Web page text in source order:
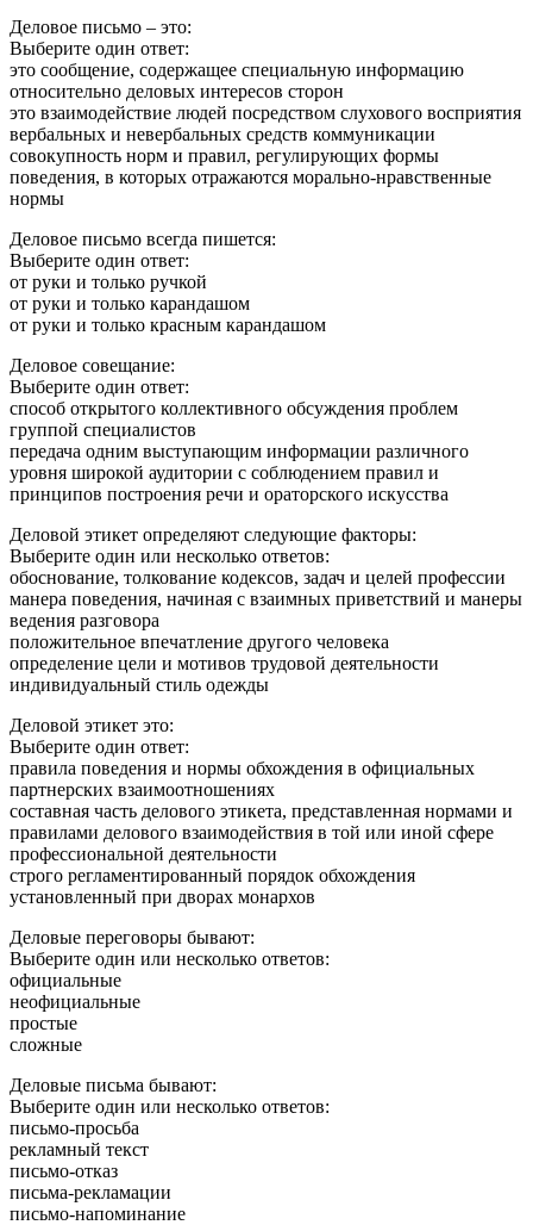
Деловое письмо – это:
Выберите один ответ:
это сообщение, содержащее специальную информацию
относительно деловых интересов сторон
это взаимодействие людей посредством слухового восприятия
вербальных и невербальных средств коммуникации
совокупность норм и правил, регулирующих формы
поведения, в которых отражаются морально-нравственные
нормы
Деловое письмо всегда пишется:
Выберите один ответ:
от руки и только ручкой
от руки и только карандашом
от руки и только красным карандашом
Деловое совещание:
Выберите один ответ:
способ открытого коллективного обсуждения проблем
группой специалистов
передача одним выступающим информации различного
уровня широкой аудитории с соблюдением правил и
принципов построения речи и ораторского искусства
Деловой этикет определяют следующие факторы:
Выберите один или несколько ответов:
обоснование, толкование кодексов, задач и целей профессии
манера поведения, начиная с взаимных приветствий и манеры
ведения разговора
положительное впечатление другого человека
определение цели и мотивов трудовой деятельности
индивидуальный стиль одежды
Деловой этикет это:
Выберите один ответ:
правила поведения и нормы обхождения в официальных
партнерских взаимоотношениях
составная часть делового этикета, представленная нормами и
правилами делового взаимодействия в той или иной сфере
профессиональной деятельности
строго регламентированный порядок обхождения
установленный при дворах монархов
Деловые переговоры бывают:
Выберите один или несколько ответов:
официальные
неофициальные
простые
сложные
Деловые письма бывают:
Выберите один или несколько ответов:
письмо-просьба
рекламный текст
письмо-отказ
письма-рекламации
письмо-напоминание